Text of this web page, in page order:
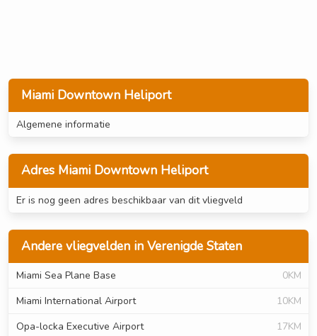
Miami Downtown Heliport
Algemene informatie
Adres Miami Downtown Heliport
Er is nog geen adres beschikbaar van dit vliegveld
Andere vliegvelden in Verenigde Staten
Miami Sea Plane Base
0KM
Miami International Airport
10KM
Opa-locka Executive Airport
17KM